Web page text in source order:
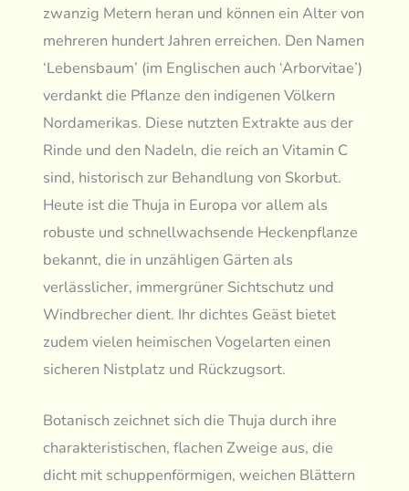
zwanzig Metern heran und können ein Alter von
mehreren hundert Jahren erreichen. Den Namen
‘Lebensbaum’ (im Englischen auch ‘Arborvitae’)
verdankt die Pflanze den indigenen Völkern
Nordamerikas. Diese nutzten Extrakte aus der
Rinde und den Nadeln, die reich an Vitamin C
sind, historisch zur Behandlung von Skorbut.
Heute ist die Thuja in Europa vor allem als
robuste und schnellwachsende Heckenpflanze
bekannt, die in unzähligen Gärten als
verlässlicher, immergrüner Sichtschutz und
Windbrecher dient. Ihr dichtes Geäst bietet
zudem vielen heimischen Vogelarten einen
sicheren Nistplatz und Rückzugsort.
Botanisch zeichnet sich die Thuja durch ihre
charakteristischen, flachen Zweige aus, die
dicht mit schuppenförmigen, weichen Blättern